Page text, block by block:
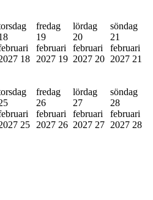
18
fredag
19
februari
2027 19
lördag
20
februari
2027 20
söndag
21
februari
2027 21
25
fredag
26
februari
2027 26
lördag
27
februari
2027 27
söndag
28
februari
2027 28